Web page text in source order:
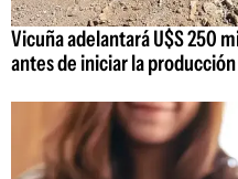
Vicuña adelantará U$S 250
antes de iniciar la